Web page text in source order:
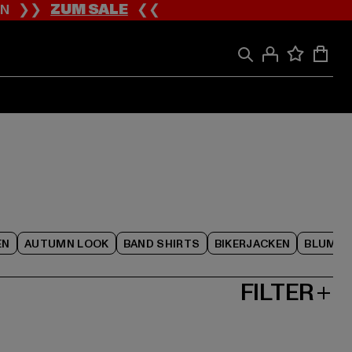
❯❯ZUM SALE❮❮
AUTUMN LOOK BAND SHIRTS BIKERJACKEN
FILTER